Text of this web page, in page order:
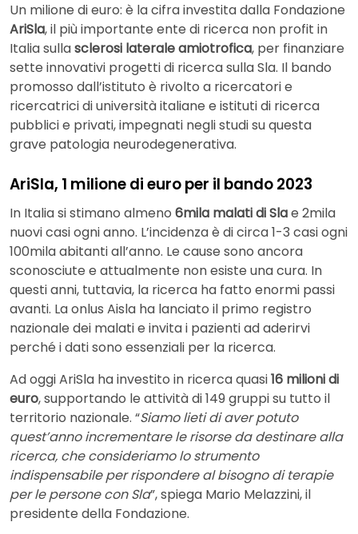
Un milione di euro: è la cifra investita dalla Fondazione
AriSla, il più importante ente di ricerca non profit in
Italia sullasclerosi laterale amiotrofica, per finanziare
sette innovativi progetti di ricerca sulla Sla. Il bando
promosso dall’istituto è rivolto a ricercatori e
ricercatrici di università italiane e istituti di ricerca
pubblici e privati, impegnati negli studi su questa
grave patologia neurodegenerativa.
AriSla, 1 milione di euro per il bando 2023
In Italia si stimano almeno 6mila malati di Slae 2mila
nuovi casi ogni anno. L’incidenza è di circa 1-3 casi ogni
100mila abitanti all’anno. Le cause sono ancora
sconosciute e attualmente non esiste una cura. In
questi anni, tuttavia, la ricerca ha fatto enormi passi
avanti. La onlus Aisla ha lanciato il primo registro
nazionale dei malati e invita i pazienti ad aderirvi
perché i dati sono essenziali per la ricerca.
Ad oggi AriSla ha investito in ricerca quasi16 milioni di
euro, supportando le attività di 149 gruppi su tutto il
territorio nazionale. “Siamo lieti di aver potuto
quest’anno incrementare le risorse da destinare alla
ricerca, che consideriamo lo strumento
indispensabile per rispondere al bisogno di terapie
per le persone con Sla”, spiega Mario Melazzini, il
presidente della Fondazione.